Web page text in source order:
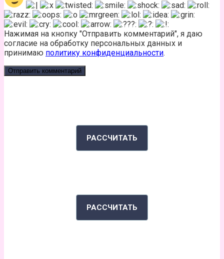
Нажимая на кнопку "Отправить комментарий", я даю
согласие на обработку персональных данных и
принимаю политику конфиденциальности.
РАССЧИТАТЬ
РАССЧИТАТЬ